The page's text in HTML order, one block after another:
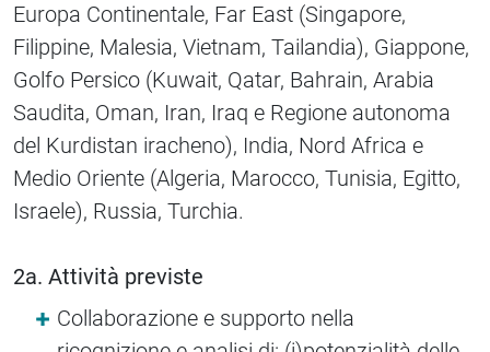
Europa Continentale, Far East (Singapore,
Filippine, Malesia, Vietnam, Tailandia), Giappone,
Golfo Persico (Kuwait, Qatar, Bahrain, Arabia
Saudita, Oman, Iran, Iraq e Regione autonoma
del Kurdistan iracheno), India, Nord Africa e
Medio Oriente (Algeria, Marocco, Tunisia, Egitto,
Israele), Russia, Turchia.
2a. Attività previste
Collaborazione e supporto nella